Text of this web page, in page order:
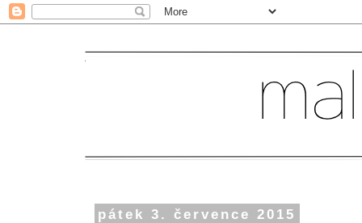
pátek 3. července 2015